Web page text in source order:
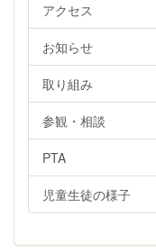
アクセス
お知らせ
取り組み
参観・相談
PTA
児童生徒の様子